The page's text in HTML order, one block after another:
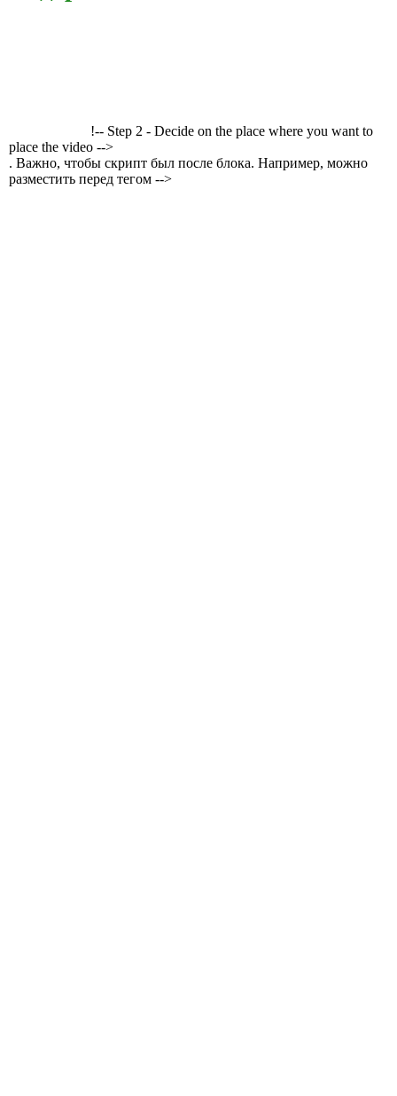
!-- Step 2 - Decide on the place where you want to
place the video -->
. Важно, чтобы скрипт был после блока. Например, можно
разместить перед тегом -->